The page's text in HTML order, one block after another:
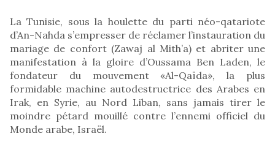
La Tunisie, sous la houlette du parti néo-qatariote
d’An-Nahda s’empresser de réclamer l’instauration du
mariage de confort (Zawaj al Mith’a) et abriter une
manifestation à la gloire d’Oussama Ben Laden, le
fondateur du mouvement «Al-Qaïda», la plus
formidable machine autodestructrice des Arabes en
Irak, en Syrie, au Nord Liban, sans jamais tirer le
moindre pétard mouillé contre l’ennemi officiel du
Monde arabe, Israël.